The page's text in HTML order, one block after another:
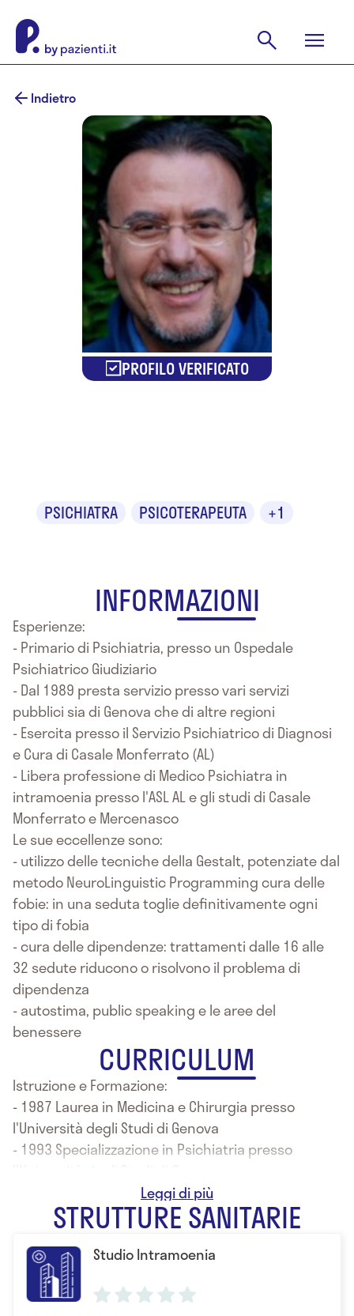
Indietro
PROFILO VERIFICATO
PSICHIATRA PSICOTERAPEUTA +1
INFORMAZIONI
Esperienze:
- Primario di Psichiatria, presso un Ospedale
Psichiatrico Giudiziario
- Dal 1989 presta servizio presso vari servizi
pubblici sia di Genova che di altre regioni
- Esercita presso il Servizio Psichiatrico di Diagnosi
e Cura di Casale Monferrato (AL)
- Libera professione di Medico Psichiatra in
intramoenia presso l'ASL AL e gli studi di Casale
Monferrato e Mercenasco
Le sue eccellenze sono:
- utilizzo delle tecniche della Gestalt, potenziate dal
metodo NeuroLinguistic Programming cura delle
fobie: in una seduta toglie definitivamente ogni
tipo di fobia
- cura delle dipendenze: trattamenti dalle 16 alle
32 sedute riducono o risolvono il problema di
dipendenza
- autostima, public speaking e le aree del
benessere
CURRICULUM
Istruzione e Formazione:
- 1987 Laurea in Medicina e Chirurgia presso
l'Università degli Studi di Genova
- 1993 Specializzazione in Psichiatria presso
- Diploma di Trainer in Neuro Linguistic
Programming
- Diploma di Counselor ad indirizzo Sistemico
STRUTTURE SANITARIE
Studio Intramoenia